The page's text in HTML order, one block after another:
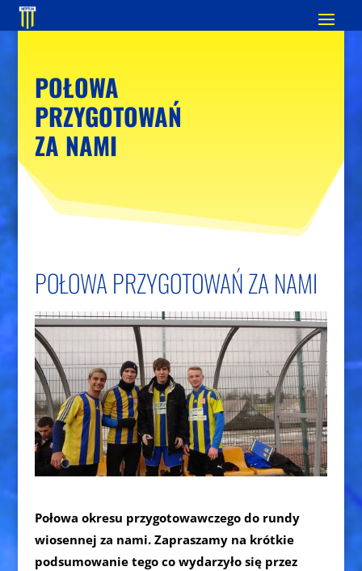
POŁOWA
PRZYGOTOWAŃ
ZA NAMI
POŁOWA PRZYGOTOWAŃ ZA NAMI
Połowa okresu przygotowawczego do rundy
wiosennej za nami. Zapraszamy na krótkie
podsumowanie tego co wydarzyło się przez